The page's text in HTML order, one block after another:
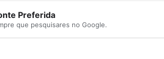
Preferida
que pesquisares no Google.